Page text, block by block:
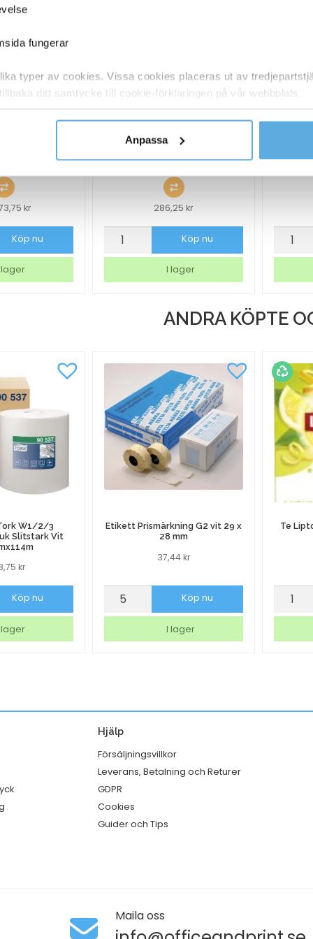
fungerar
typer av cookies. Vissa cookies placeras ut av
ditt samtycke till cookie-förklaringen på vår webbplats.
Anpassa
UK Full pkg
kr
Köp nu
lager
38cm
286,25 kr
Cylinderborste
UP
Köp nu
I lager
Muff
mängd
ANDRA KÖPTE
W1/2/3
Slitstark Vit
kr
Köp nu
lager
Etikett Prismärkning G2 vit 29 x
28 mm
37,44kr
Etikett
Prismärkning
vit
mm
mängd
Köp nu
I lager
Te
Citrus
Hjälp
Försäljningsvillkor
Leverans, Betalning och Returer
GDPR
Cookies
Guider och Tips
Maila oss